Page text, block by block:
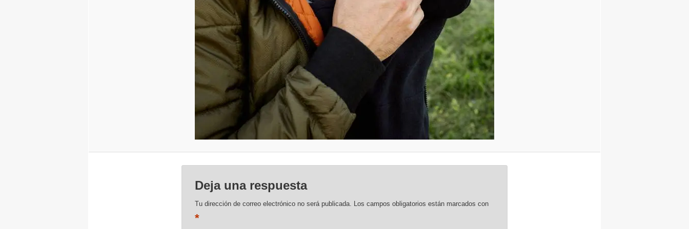
Deja una respuesta
Tu dirección de correo electrónico no será publicada. Los campos obligatorios están marcados con
*